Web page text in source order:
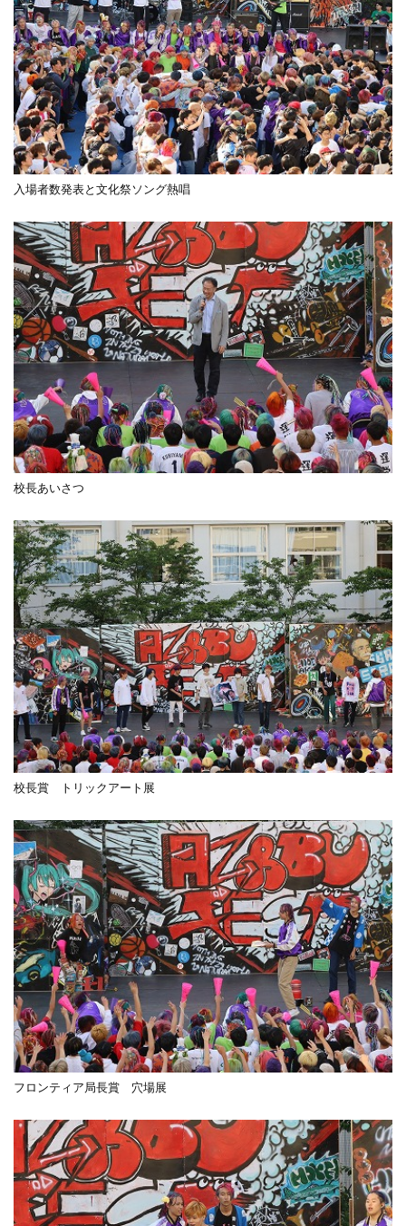
入場者数発表と文化祭ソング熱唱
校長あいさつ
校長賞 トリックアート展
フロンティア局長賞 穴場展